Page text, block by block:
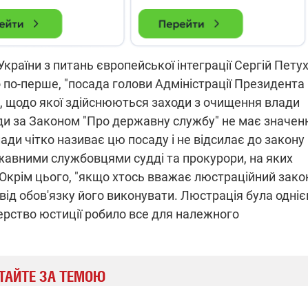
з питань європейської інтеграції Сергій
перше, "посада голови Адміністрації Президента
щодо якої здійснюються заходи з очищення влади
за Законом "Про державну службу" не має
чітко називає цю посаду і не відсилає до закону
службовцями судді та прокурори, на яких
цього, "якщо хтось вважає люстраційний
обов'язку його виконувати. Люстрація була
юстиції робило все для належного
ЗА ТЕМОЮ